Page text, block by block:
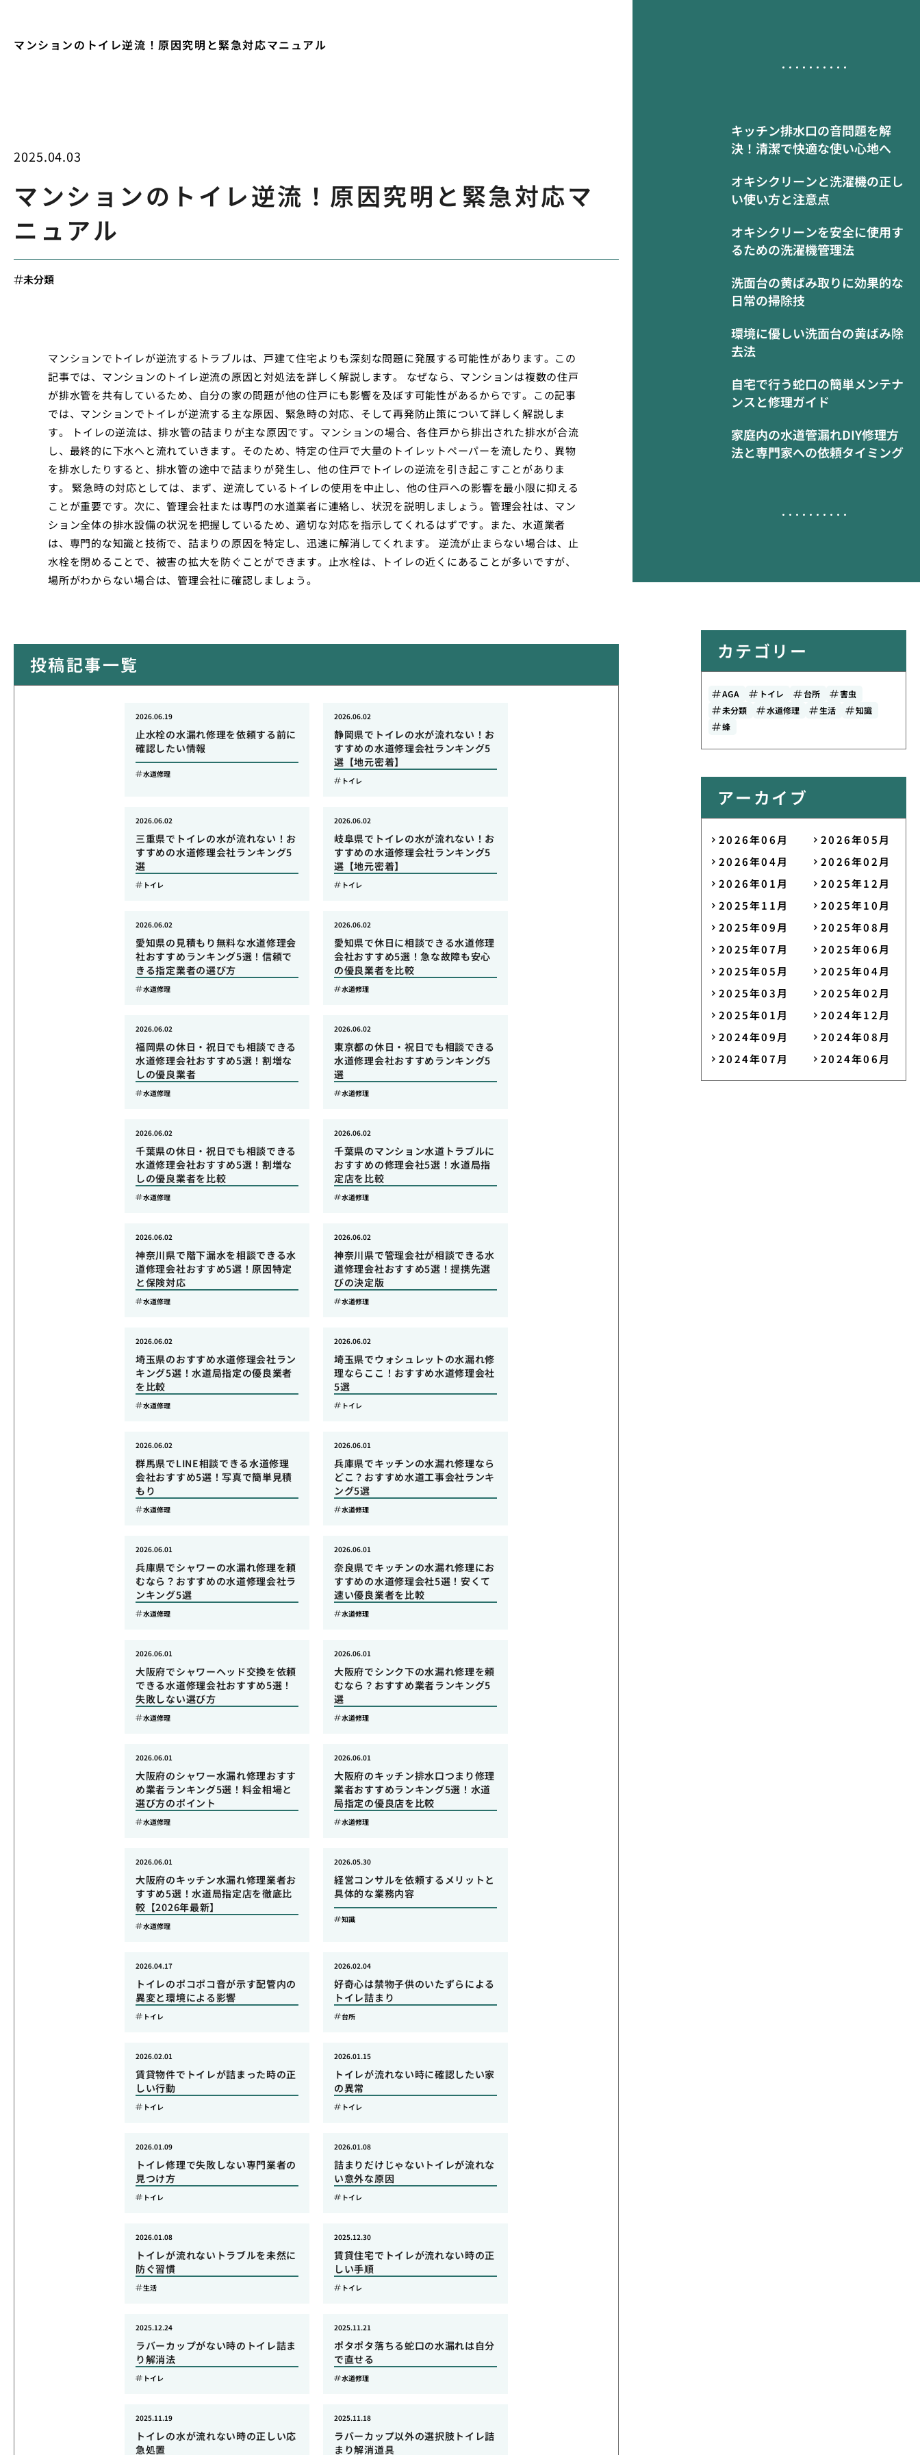
マンションのトイレ逆流！原因究明と緊急対応マニュアル
キッチン排水口の音問題を解
決！清潔で快適な使い心地へ
オキシクリーンと洗濯機の正し
い使い方と注意点
オキシクリーンを安全に使用す
るための洗濯機管理法
洗面台の黄ばみ取りに効果的な
日常の掃除技
環境に優しい洗面台の黄ばみ除
去法
自宅で行う蛇口の簡単メンテナ
ンスと修理ガイド
家庭内の水道管漏れDIY修理方
法と専門家への依頼タイミング
2025.04.03
マンションのトイレ逆流！原因究明と緊急対応マ
ニュアル
未分類
マンションでトイレが逆流するトラブルは、戸建て住宅よりも深刻な問題に発展する可能性があります。この
記事では、マンションのトイレ逆流の原因と対処法を詳しく解説します。 なぜなら、マンションは複数の住戸
が排水管を共有しているため、自分の家の問題が他の住戸にも影響を及ぼす可能性があるからです。この記事
では、マンションでトイレが逆流する主な原因、緊急時の対応、そして再発防止策について詳しく解説しま
す。 トイレの逆流は、排水管の詰まりが主な原因です。マンションの場合、各住戸から排出された排水が合流
し、最終的に下水へと流れていきます。そのため、特定の住戸で大量のトイレットペーパーを流したり、異物
を排水したりすると、排水管の途中で詰まりが発生し、他の住戸でトイレの逆流を引き起こすことがありま
す。 緊急時の対応としては、まず、逆流しているトイレの使用を中止し、他の住戸への影響を最小限に抑える
ことが重要です。次に、管理会社または専門の水道業者に連絡し、状況を説明しましょう。管理会社は、マン
ション全体の排水設備の状況を把握しているため、適切な対応を指示してくれるはずです。また、水道業者
は、専門的な知識と技術で、詰まりの原因を特定し、迅速に解消してくれます。 逆流が止まらない場合は、止
水栓を閉めることで、被害の拡大を防ぐことができます。止水栓は、トイレの近くにあることが多いですが、
場所がわからない場合は、管理会社に確認しましょう。
投稿記事一覧
止水栓の水漏れ修理を依頼する前に
確認したい情報
2026.06.19
水道修理
静岡県でトイレの水が流れない！お
すすめの水道修理会社ランキング5
選【地元密着】
2026.06.02
トイレ
三重県でトイレの水が流れない！お
すすめの水道修理会社ランキング5
選
2026.06.02
トイレ
岐阜県でトイレの水が流れない！お
すすめの水道修理会社ランキング5
選【地元密着】
2026.06.02
トイレ
愛知県の見積もり無料な水道修理会
社おすすめランキング5選！信頼で
きる指定業者の選び方
2026.06.02
水道修理
愛知県で休日に相談できる水道修理
会社おすすめ5選！急な故障も安心
の優良業者を比較
2026.06.02
水道修理
福岡県の休日・祝日でも相談できる
水道修理会社おすすめ5選！割増な
しの優良業者
2026.06.02
水道修理
東京都の休日・祝日でも相談できる
水道修理会社おすすめランキング5
選
2026.06.02
水道修理
千葉県の休日・祝日でも相談できる
水道修理会社おすすめ5選！割増な
しの優良業者を比較
2026.06.02
水道修理
千葉県のマンション水道トラブルに
おすすめの修理会社5選！水道局指
定店を比較
2026.06.02
水道修理
神奈川県で階下漏水を相談できる水
道修理会社おすすめ5選！原因特定
と保険対応
2026.06.02
水道修理
神奈川県で管理会社が相談できる水
道修理会社おすすめ5選！提携先選
びの決定版
2026.06.02
水道修理
埼玉県のおすすめ水道修理会社ラン
キング5選！水道局指定の優良業者
を比較
2026.06.02
水道修理
埼玉県でウォシュレットの水漏れ修
理ならここ！おすすめ水道修理会社
5選
2026.06.02
トイレ
群馬県でLINE相談できる水道修理
会社おすすめ5選！写真で簡単見積
もり
2026.06.02
水道修理
兵庫県でキッチンの水漏れ修理なら
どこ？おすすめ水道工事会社ランキ
ング5選
2026.06.01
水道修理
兵庫県でシャワーの水漏れ修理を頼
むなら？おすすめの水道修理会社ラ
ンキング5選
2026.06.01
水道修理
奈良県でキッチンの水漏れ修理にお
すすめの水道修理会社5選！安くて
速い優良業者を比較
2026.06.01
水道修理
大阪府でシャワーヘッド交換を依頼
できる水道修理会社おすすめ5選！
失敗しない選び方
2026.06.01
水道修理
大阪府でシンク下の水漏れ修理を頼
むなら？おすすめ業者ランキング5
選
2026.06.01
水道修理
大阪府のシャワー水漏れ修理おすす
め業者ランキング5選！料金相場と
選び方のポイント
2026.06.01
水道修理
大阪府のキッチン排水口つまり修理
業者おすすめランキング5選！水道
局指定の優良店を比較
2026.06.01
水道修理
大阪府のキッチン水漏れ修理業者お
すすめ5選！水道局指定店を徹底比
較【2026年最新】
2026.06.01
水道修理
経営コンサルを依頼するメリットと
具体的な業務内容
2026.05.30
知識
トイレのポコポコ音が示す配管内の
異変と環境による影響
2026.04.17
トイレ
好奇心は禁物子供のいたずらによる
トイレ詰まり
2026.02.04
台所
賃貸物件でトイレが詰まった時の正
しい行動
2026.02.01
トイレ
トイレが流れない時に確認したい家
の異常
2026.01.15
トイレ
トイレ修理で失敗しない専門業者の
見つけ方
2026.01.09
トイレ
詰まりだけじゃないトイレが流れな
い意外な原因
2026.01.08
トイレ
トイレが流れないトラブルを未然に
防ぐ習慣
2026.01.08
生活
賃貸住宅でトイレが流れない時の正
しい手順
2025.12.30
トイレ
ラバーカップがない時のトイレ詰ま
り解消法
2025.12.24
トイレ
ポタポタ落ちる蛇口の水漏れは自分
で直せる
2025.11.21
水道修理
トイレの水が流れない時の正しい応
急処置
2025.11.19
ラバーカップ以外の選択肢トイレ詰
まり解消道具
2025.11.18
カテゴリー
AGA トイレ 台所
害虫
未分類
水道修理 生活
知識
蜂
アーカイブ
2026年06月
2026年05月
2026年04月
2026年02月
2026年01月
2025年12月
2025年11月
2025年10月
2025年09月
2025年08月
2025年07月
2025年06月
2025年05月
2025年04月
2025年03月
2025年02月
2025年01月
2024年12月
2024年09月
2024年08月
2024年07月
2024年06月